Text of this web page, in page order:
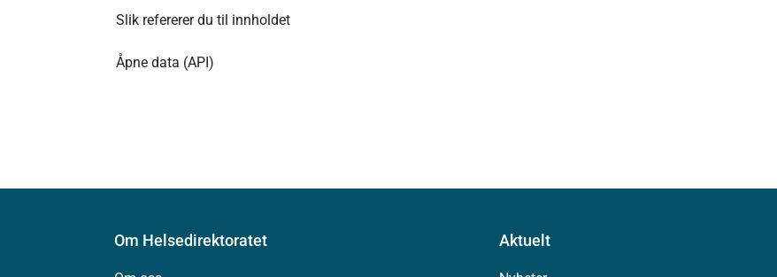
Slik refererer du til innholdet
Åpne data (API)
Om Helsedirektoratet Aktuelt